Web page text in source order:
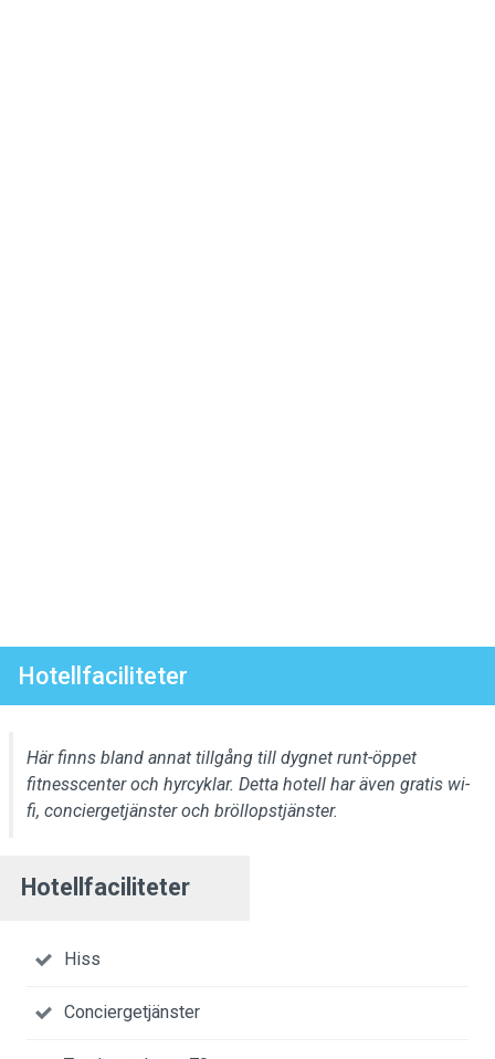
Hotellfaciliteter
Här finns bland annat tillgång till dygnet runt-öppet
fitnesscenter och hyrcyklar. Detta hotell har även gratis wi-
fi, conciergetjänster och bröllopstjänster.
Hotellfaciliteter
Hiss
Conciergetjänster